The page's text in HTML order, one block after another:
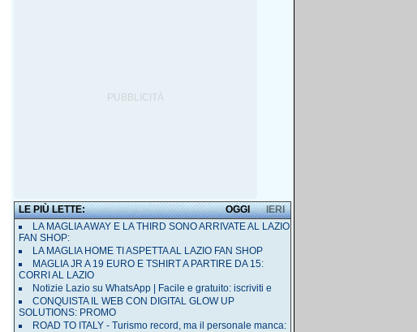
LE PIÙ LETTE: IERI
OGGI
LA MAGLIA AWAY E LA THIRD SONO ARRIVATE AL LAZIO
FAN SHOP:
LA MAGLIA HOME TI ASPETTA AL LAZIO FAN SHOP
MAGLIA JR A 19 EURO E TSHIRT A PARTIRE DA 15:
CORRI AL LAZIO
Notizie Lazio su WhatsApp | Facile e gratuito: iscriviti e
CONQUISTA IL WEB CON DIGITAL GLOW UP
SOLUTIONS: PROMO
ROAD TO ITALY - Turismo record, ma il personale manca: